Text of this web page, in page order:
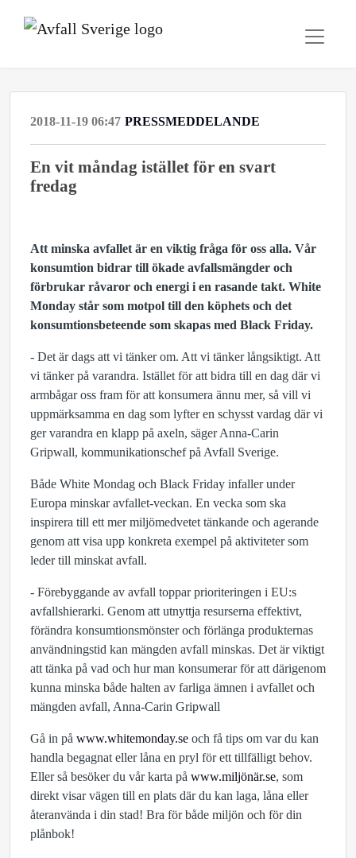
2018-11-19 06:47 PRESSMEDDELANDE
En vit måndag istället för en svart
fredag
Att minska avfallet är en viktig fråga för oss alla. Vår
konsumtion bidrar till ökade avfallsmängder och
förbrukar råvaror och energi i en rasande takt. White
Monday står som motpol till den köphets och det
konsumtionsbeteende som skapas med Black Friday.
- Det är dags att vi tänker om. Att vi tänker långsiktigt. Att
vi tänker på varandra. Istället för att bidra till en dag där vi
armbågar oss fram för att konsumera ännu mer, så vill vi
uppmärksamma en dag som lyfter en schysst vardag där vi
ger varandra en klapp på axeln, säger Anna-Carin
Gripwall, kommunikationschef på Avfall Sverige.
Både White Mondag och Black Friday infaller under
Europa minskar avfallet-veckan. En vecka som ska
inspirera till ett mer miljömedvetet tänkande och agerande
genom att visa upp konkreta exempel på aktiviteter som
leder till minskat avfall.
- Förebyggande av avfall toppar prioriteringen i EU:s
avfallshierarki. Genom att utnyttja resurserna effektivt,
förändra konsumtionsmönster och förlänga produkternas
användningstid kan mängden avfall minskas. Det är viktigt
att tänka på vad och hur man konsumerar för att därigenom
kunna minska både halten av farliga ämnen i avfallet och
mängden avfall, Anna-Carin Gripwall
Gå in på www.whitemonday.se och få tips om var du kan
handla begagnat eller låna en pryl för ett tillfälligt behov.
Eller så besöker du vår karta på www.miljönär.se, som
direkt visar vägen till en plats där du kan laga, låna eller
återanvända i din stad! Bra för både miljön och för din
plånbok!